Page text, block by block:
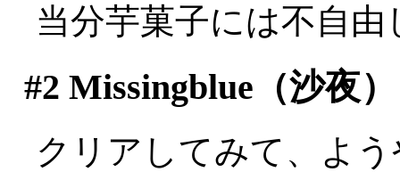
当分芋菓子には不自
#2 Missingblue（沙夜）
クリアしてみて、よ